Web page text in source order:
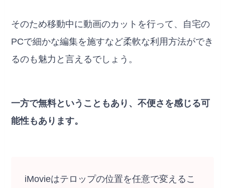
そのため移動中に動画のカットを行って、自宅の
PCで細かな編集を施すなど柔軟な利用方法ができ
るのも魅力と言えるでしょう。
一方で無料ということもあり、不便さを感じる可
能性もあります。
iMovieはテロップの位置を任意で変えるこ